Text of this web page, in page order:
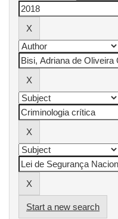
Start a new search